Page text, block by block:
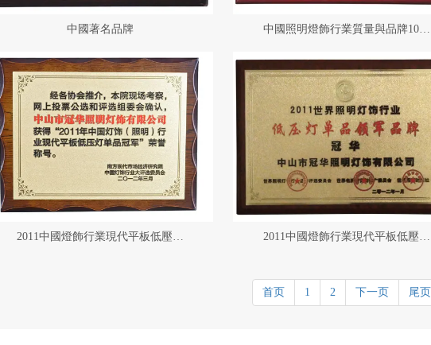
中國著名品牌 中國照明燈飾行業質量與品牌100強企業
2011中國燈飾行業現代平板低壓燈單品冠軍 2011中國燈飾行業現代平板低壓燈單品冠軍 (2)
首页 1 2 下一页 尾页